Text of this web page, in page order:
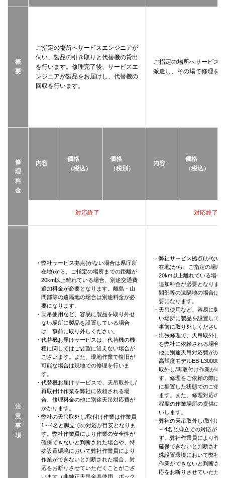
概
要
ご指定の場所へサービスエンジニアが
伺い、製品の引き取りと代替機の貸出
を行います。修理完了後、サービスエ
ンジニアが製品をお届けし、代替機の
回収を行います。
ご指定の場所へサービス
派遣し、その場で修理を
修
理
料
金
内容
価格
（税込）
価格
（税別）
内容
価格
（税込）
対応終了 対応終了
注
意
事
項
・弊社サービス拠点(がない場合は県庁所
在地)から、ご指定の場所までの距離が
20km以上離れている場合、別途交通費
追加料金が必要となります。離島・山
間部等の遠隔地の場合は別途料金が必
要になります。
・天吊使用など、容易に製品を取り外せ
ない場所に製品を設置している場合
は、事前に取り外しください。
・代替機お届けサービスは、代替機の機
種に関してはご要望に沿えない場合が
ございます。また、現地作業で復旧が
可能な場合は現地での修理を行いま
す。
・代替機お届けサービスで、天吊取外し/
再取付け作業を弊社に依頼される場
合、修理料金の他に別途天吊対応費が
かかります。
・弊社の天吊取外し/取付け作業は作業員
1～4名と脚立での対応が目安となりま
す。弊社作業員により作業の安全性が
確保できないと判断された場合や、特
殊設置環境において弊社作業員により
作業ができないと判断された場合、対
応をお断りさせていただくことがござ
います（非純正天吊金具使用、ボック
・弊社サービス拠点(がない
在地)から、ご指定の場所
20km以上離れている場合
追加料金が必要となりま
間部等の遠隔地の場合は
要になります。
・天吊使用など、容易に製
い場所に製品を設置して
事前に取り外しください。
・出張修理で、天吊取外し/
を弊社に依頼される場合
他に別途天吊対応費がか
高輝度モデルEB-L30000
取外し/再取付け作業が非
す。修理をご依頼の際は
に据置した状態でのご依
ます。また、修理対応の
程度の作業場所の提供に
いします。
・弊社の天吊取外し/取付け
～4名と脚立での対応が目
す。弊社作業員により作
確保できないと判断され
殊設置環境において弊社
作業ができないと判断さ
応をお断りさせていただ